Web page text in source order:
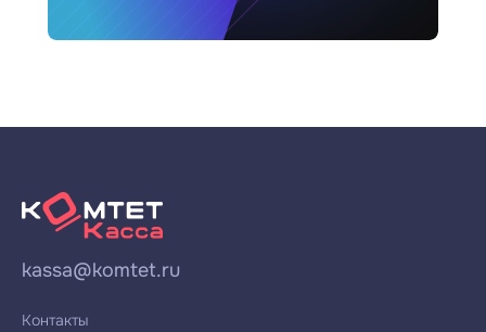
kassa@komtet.ru
Контакты